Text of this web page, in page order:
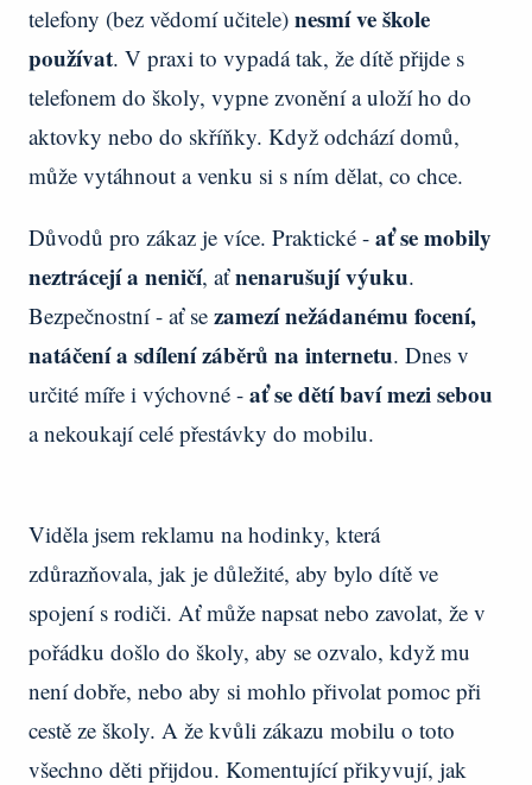
telefony (bez vědomí učitele) nesmí ve škole
používat. V praxi to vypadá tak, že dítě přijde s
telefonem do školy, vypne zvonění a uloží ho do
aktovky nebo do skříňky. Když odchází domů,
může vytáhnout a venku si s ním dělat, co chce.
Důvodů pro zákaz je více. Praktické - ať se mobily
neztrácejí a neničí, aťnenarušují výuku.
Bezpečnostní - ať se zamezí nežádanému focení,
natáčení a sdílení záběrů na internetu. Dnes v
určité míře i výchovné - ať se dětí baví mezi sebou
a nekoukají celé přestávky do mobilu.
Viděla jsem reklamu na hodinky, která
zdůrazňovala, jak je důležité, aby bylo dítě ve
spojení s rodiči. Ať může napsat nebo zavolat, že v
pořádku došlo do školy, aby se ozvalo, když mu
není dobře, nebo aby si mohlo přivolat pomoc při
cestě ze školy. A že kvůli zákazu mobilu o toto
všechno děti přijdou. Komentující přikyvují, jak